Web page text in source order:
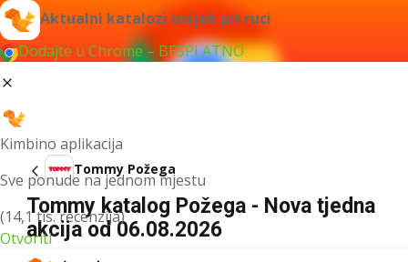
Aktualni katalozi uvijek pri ruci
Dodajte u Chrome – BESPLATNO
Kimbino aplikacija
Sve ponude na jednom mjestu
(14,1 tis. recenzija)
Otvoriti
Tommy Požega
Tommy katalog Požega - Nova tjedna
akcija od 06.08.2026